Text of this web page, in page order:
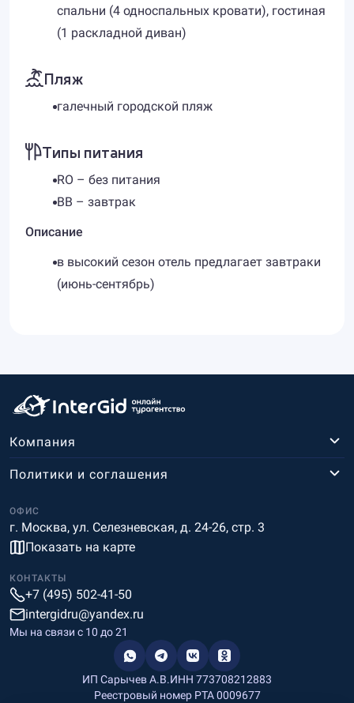
спальни (4 односпальных кровати), гостиная
(1 раскладной диван)
Пляж
галечный городской пляж
Типы питания
RO – без питания
BB – завтрак
Описание
в высокий сезон отель предлагает завтраки
(июнь-сентябрь)
Компания
ОФИС
г. Москва, ул. Селезневская, д. 24-26, стр. 3
Показать на карте
Политики и соглашения
КОНТАКТЫ
+7 (495) 502-41-50
intergidru@yandex.ru
Мы на связи c 10 до 21
ИП Сарычев А.В.ИНН 773708212883
Реестровый номер РТА 0009677